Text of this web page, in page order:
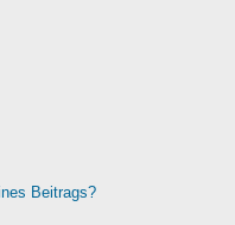
Beitrags?